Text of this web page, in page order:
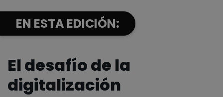
EN ESTA EDICIÓN:
El desafío de la
digitalización